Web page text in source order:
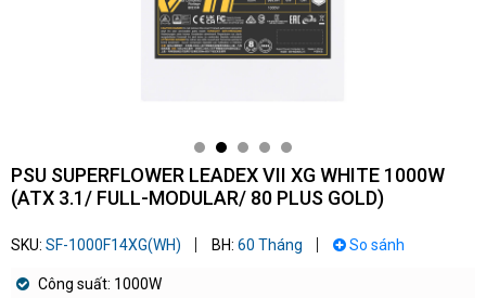
PSU SUPERFLOWER LEADEX VII XG WHITE 1000W
(ATX 3.1/ FULL-MODULAR/ 80 PLUS GOLD)
SKU: SF-1000F14XG(WH) BH: 60 Tháng So sánh
Công suất: 1000W